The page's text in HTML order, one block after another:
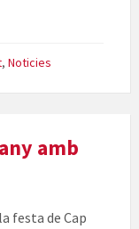
, Noticies
amb
festa de Cap